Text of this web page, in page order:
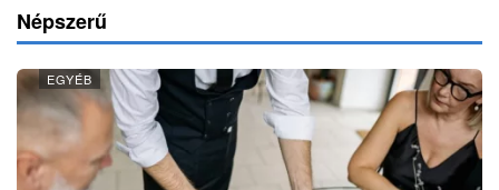
Népszerű
EGYÉB